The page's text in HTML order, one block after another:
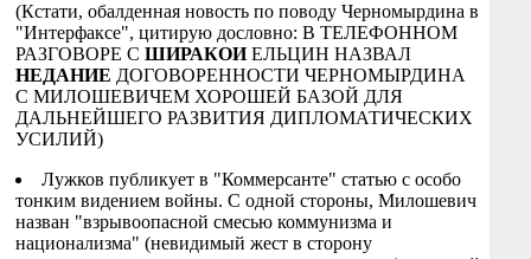
(Кстати, обалденная новость по поводу Черномырдина в
"Интерфаксе", цитирую дословно: В ТЕЛЕФОННОМ
РАЗГОВОРЕ С ШИРАКОИЕЛЬЦИН НАЗВАЛ
НЕДАНИЕ ДОГОВОРЕННОСТИ ЧЕРНОМЫРДИНА
С МИЛОШЕВИЧЕМ ХОРОШЕЙ БАЗОЙ ДЛЯ
ДАЛЬНЕЙШЕГО РАЗВИТИЯ ДИПЛОМАТИЧЕСКИХ
УСИЛИЙ)
Лужков публикует в "Коммерсанте" статью с особо
тонким видением войны. С одной стороны, Милошевич
назван "взрывоопасной смесью коммунизма и
национализма" (невидимый жест в сторону